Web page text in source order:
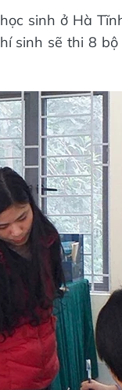
sinh ở Hà
sinh sẽ thi 8